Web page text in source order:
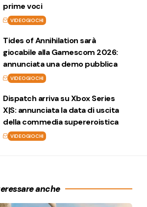
prime voci
VIDEOGIOCHI
Tides of Annihilation sarà
giocabile alla Gamescom 2026:
annunciata una demo pubblica
VIDEOGIOCHI
Dispatch arriva su Xbox Series
X|S: annunciata la data di uscita
della commedia supereroistica
VIDEOGIOCHI
anche